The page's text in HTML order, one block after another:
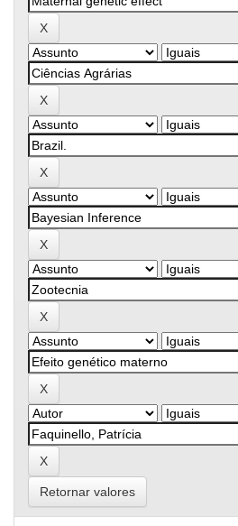
Retornar valores